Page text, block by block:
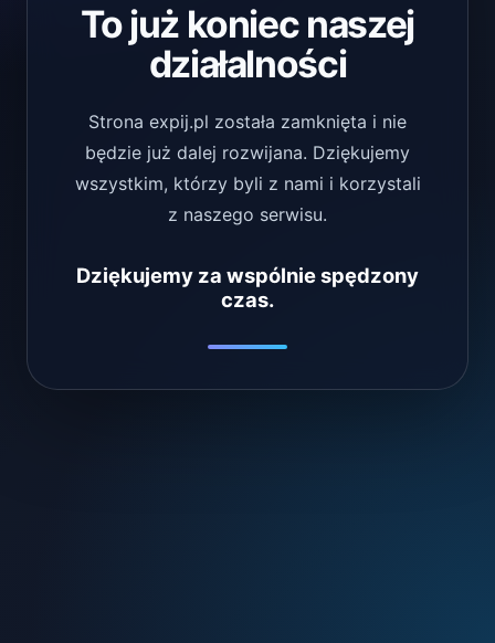
To już koniec naszej
działalności
Strona expij.pl została zamknięta i nie
będzie już dalej rozwijana. Dziękujemy
wszystkim, którzy byli z nami i korzystali
z naszego serwisu.
Dziękujemy za wspólnie spędzony
czas.